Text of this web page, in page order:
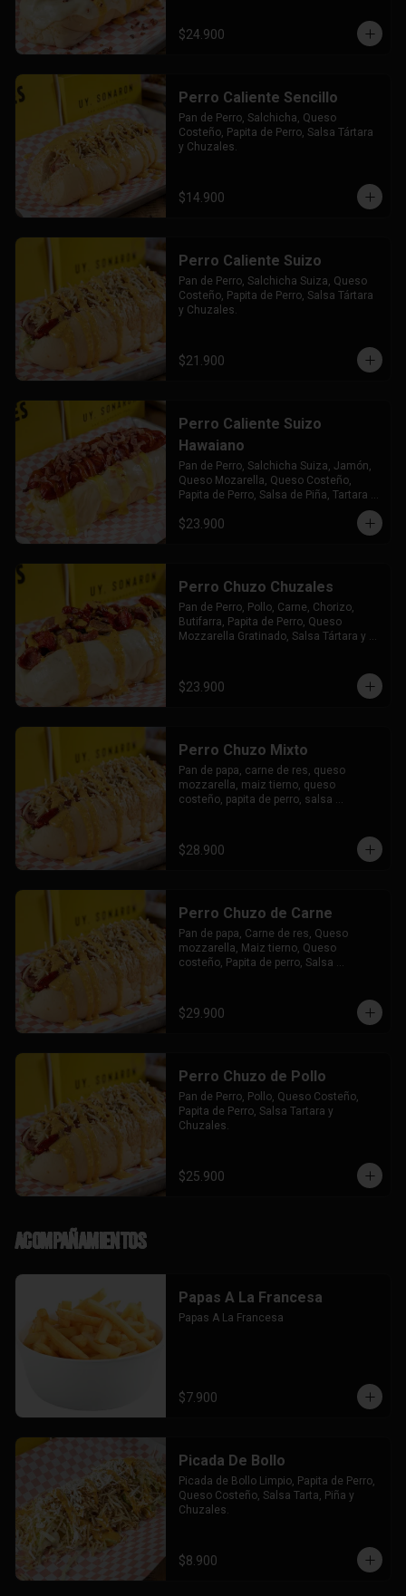
$24.900
Perro Caliente Sencillo
Pan de Perro, Salchicha, Queso
Costeño, Papita de Perro, Salsa Tártara
y Chuzales.
$14.900
Perro Caliente Suizo
Pan de Perro, Salchicha Suiza, Queso
Costeño, Papita de Perro, Salsa Tártara
y Chuzales.
$21.900
Perro Caliente Suizo
Hawaiano
Pan de Perro, Salchicha Suiza, Jamón,
Queso Mozarella, Queso Costeño,
Papita de Perro, Salsa de Piña, Tartara y
$23.900
Perro Chuzo Chuzales
Pan de Perro, Pollo, Carne, Chorizo,
Butifarra, Papita de Perro, Queso
Mozzarella Gratinado, Salsa Tártara y
$23.900
Perro Chuzo Mixto
Pan de papa, carne de res, queso
mozzarella, maiz tierno, queso
costeño, papita de perro, salsa
$28.900
Perro Chuzo de Carne
Pan de papa, Carne de res, Queso
mozzarella, Maiz tierno, Queso
costeño, Papita de perro, Salsa
$29.900
Perro Chuzo de Pollo
Pan de Perro, Pollo, Queso Costeño,
Papita de Perro, Salsa Tartara y
Chuzales.
$25.900
Acompañamientos
Papas A La Francesa
Papas A La Francesa
$7.900
Picada De Bollo
Picada de Bollo Limpio, Papita de Perro,
Queso Costeño, Salsa Tarta, Piña y
Chuzales.
$8.900